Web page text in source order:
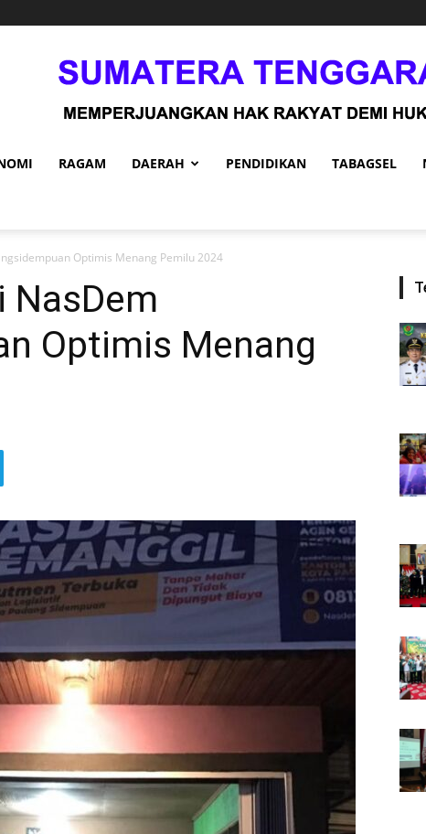
RAGAM DAERAH PENDIDIKAN TABAGSEL
Optimis Menang Pemilu 2024
NasDem
Optimis Menang